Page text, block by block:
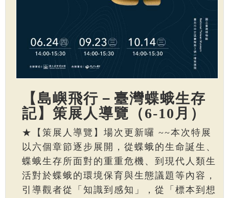
【島嶼飛行－臺灣蝶蛾生存
記】策展人導覽（6-10月）
★【策展人導覽】場次更新囉 ~~本次特展
以六個章節逐步展開，從蝶蛾的生命誕生、
蝶蛾生存所面對的重重危機、到現代人類生
活對於蝶蛾的環境保育與生態議題等內容，
引導觀者從「知識到感知」，從「標本到想